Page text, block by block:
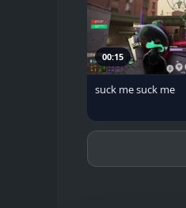
00:15
suck me suck me